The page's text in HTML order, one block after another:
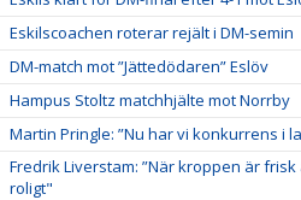
Eskilscoachen roterar rejält i DM-semin
DM-match mot ”Jättedödaren” Eslöv
Hampus Stoltz matchhjälte mot Norrby
Martin Pringle: ”Nu har vi konkurrens i
Fredrik Liverstam: ”När kroppen är
roligt"